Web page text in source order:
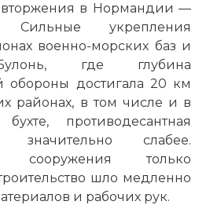
вторжения в Нормандии —
Сильные укрепления
военно-морских баз и
где глубина
обороны достигала 20 км
районах, в том числе и в
противодесантная
слабее.
сооружения только
шло медленно
и рабочих рук.